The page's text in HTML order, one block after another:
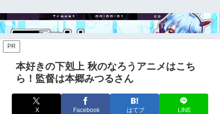
PR
本好きの下剋上 秋のなろうアニメはこち
ら！監督は本郷みつるさん
X Facebook はてブ LINE